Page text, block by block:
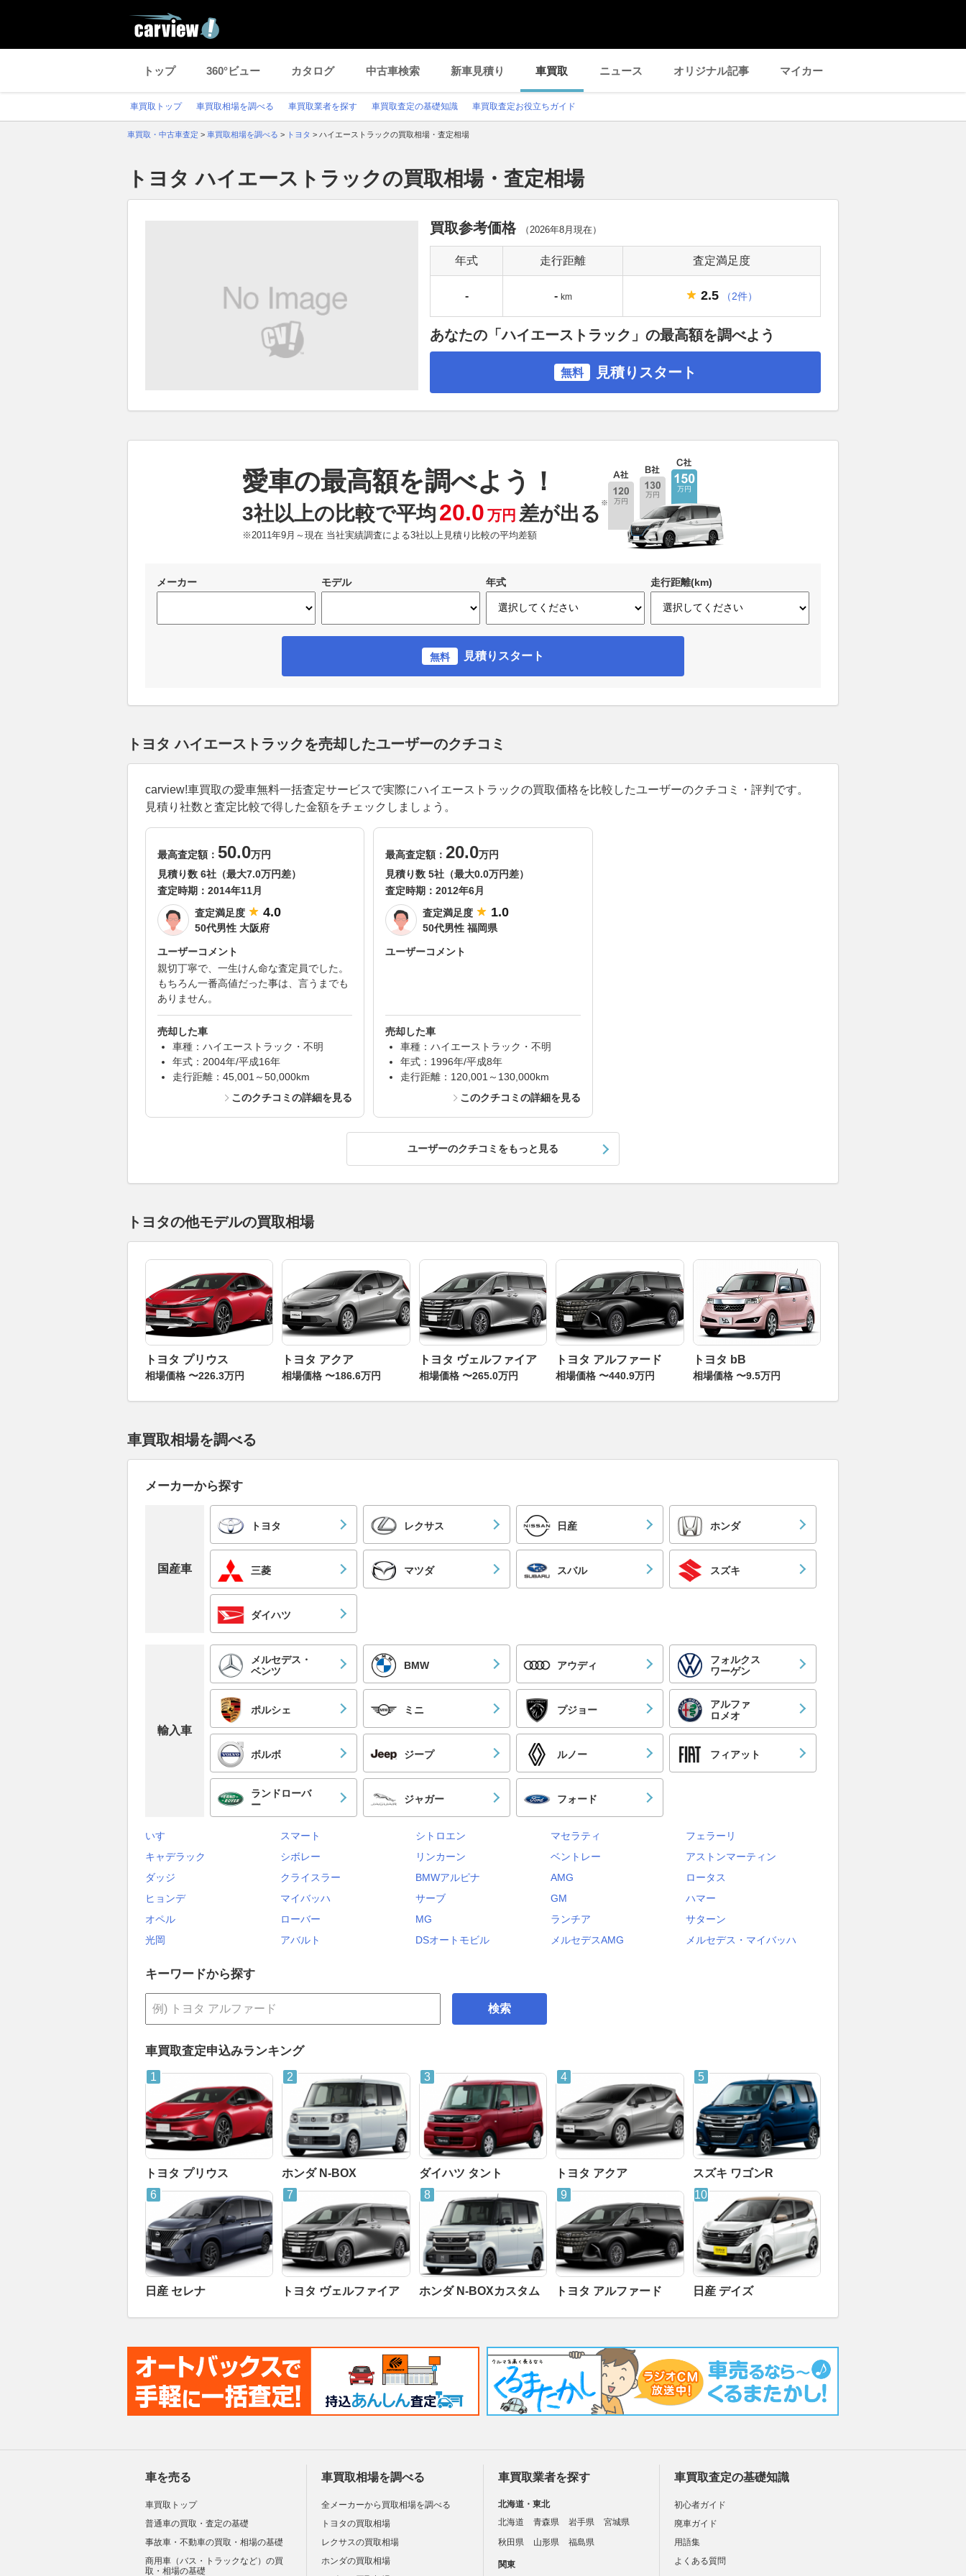
トップ 360°ビュー カタログ 中古車検索 新車見積り 車買取 ニュース オリジナル記事 マイカー
車買取トップ 車買取相場を調べる 車買取業者を探す 車買取査定の基礎知識 車買取査定お役立ちガイド
車買取・中古車査定 > 車買取相場を調べる > トヨタ > ハイエーストラックの買取相場・査定相場
トヨタ ハイエーストラックの買取相場・査定相場
買取参考価格 （2026年8月 現在）
年式 走行距離 査定満足度
- - km 2.5 （2件）
あなたの「ハイエーストラック」の最高額を調べよう
無料 見積りスタート
愛車の最高額を調べよう！
3社以上の比較で平均20.0 万円 差が出る ※
※2011年9月～現在 当社実績調査による3社以上見積り比較の平均差額
メーカー モデル 年式 走行距離(km)
無料 見積りスタート
トヨタ ハイエーストラックを売却したユーザーのクチコミ
carview!車買取の愛車無料一括査定サービスで実際にハイエーストラックの買取価格を比較したユーザーのクチコミ・評判です。
見積り社数と査定比較で得した金額をチェックしましょう。
最高査定額： 50.0万円
見積り数 6社（最大7.0万円差）
査定時期： 2014年11月
査定満足度
4.0
50代男性 大阪府
ユーザーコメント
親切丁寧で、一生けん命な査定員でした。
もちろん一番高値だった事は、言うまでも
ありません。
売却した車
車種：ハイエーストラック・不明
年式：2004年/平成16年
走行距離：45,001～50,000km
このクチコミの詳細を見る
最高査定額：20.0万円
見積り数 5社（最大0.0万円差）
査定時期：2012年6月
査定満足度
1.0
50代男性 福岡県
ユーザーコメント
売却した車
車種：ハイエーストラック・不明
年式：1996年/平成8年
走行距離：120,001～130,000km
このクチコミの詳細を見る
ユーザーのクチコミをもっと見る
トヨタの他モデルの買取相場
トヨタ プリウス
相場価格 〜226.3万円
トヨタ アクア
相場価格 〜186.6万円
トヨタ ヴェルファイア
相場価格 〜265.0万円
トヨタ アルファード
相場価格 〜440.9万円
トヨタ bB
相場価格 〜9.5万円
車買取相場を調べる
メーカーから探す
国産車
トヨタ レクサス 日産 ホンダ
三菱 マツダ スバル スズキ
ダイハツ
輸入車
メルセデス・
ベンツ
BMW アウディ
フォルクス
ワーゲン
ポルシェ ミニ プジョー
アルファ
ロメオ
ボルボ ジープ ルノー フィアット
ランドローバ
ー
ジャガー フォード
いすゞ スマート シトロエン マセラティ
フェラーリ
キャデラック
シボレー リンカーン ベントレー
アストンマーティン
ダッジ
クライスラー BMWアルピナ AMG
ロータス
ヒョンデ
マイバッハ サーブ GM
ハマー
オペル
ローバー MG ランチア
サターン
光岡
アバルト DSオートモビル メルセデスAMG メルセデス・マイバッハ
キーワードから探す
検索
車買取査定申込みランキング
トヨタ プリウス ホンダ N-BOX ダイハツ タント トヨタ アクア スズキ ワゴンR
日産 セレナ トヨタ ヴェルファイア ホンダ N-BOXカスタム トヨタ アルファード 日産 デイズ
車を売る
車買取トップ
普通車の買取・査定の基礎
事故車・不動車の買取・相場の基礎
商用車（バス・トラックなど）の買
取・相場の基礎
車買取相場を調べる
全メーカーから買取相場を調べる
トヨタの買取相場
レクサスの買取相場
ホンダの買取相場
車買取業者を探す
北海道・東北
北海道
青森県 岩手県
宮城県
秋田県
山形県 福島県
関東
車買取査定の基礎知識
初心者ガイド
廃車ガイド
用語集
よくある質問